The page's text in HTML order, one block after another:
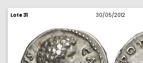
Lote 31 30/05/2012